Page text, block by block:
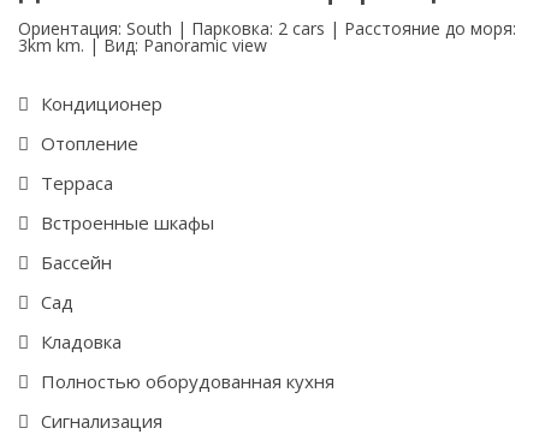
Ориентация: South | Парковка: 2 cars | Расстояние до моря:
3km km. | Вид: Panoramic view
Кондиционер
Отопление
Терраса
Встроенные шкафы
Бассейн
Сад
Кладовка
Полностью оборудованная кухня
Cигнализация